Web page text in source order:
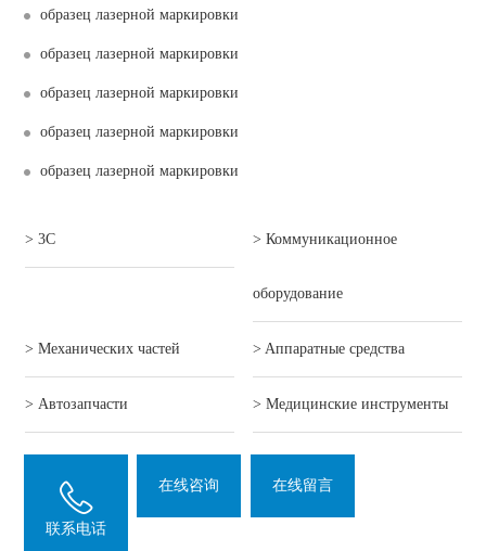
образец лазерной маркировки
образец лазерной маркировки
образец лазерной маркировки
образец лазерной маркировки
образец лазерной маркировки
> 3C > Коммуникационное
оборудование
> Механических частей > Aппаратные средства
> Автозапчасти > Mедицинские инструменты
联系电话
在线咨询 在线留言